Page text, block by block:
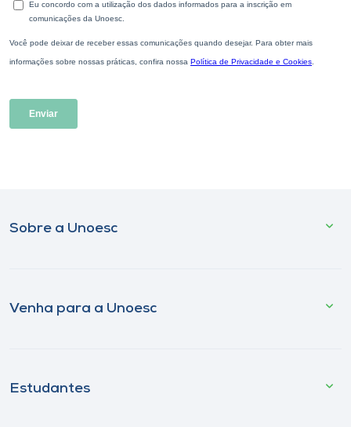
Sobre a Unoesc
Venha para a Unoesc
Estudantes